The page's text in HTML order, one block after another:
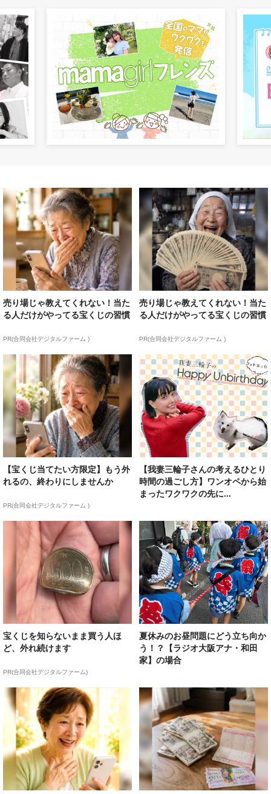
売り場じゃ教えてくれない！当た
る人だけがやってる宝くじの習慣
PR(合同会社デジタルファーム )
売り場じゃ教えてくれない！当た
る人だけがやってる宝くじの習慣
PR(合同会社デジタルファーム )
【宝くじ当てたい方限定】もう外
れるの、終わりにしませんか
PR(合同会社デジタルファーム )
【我妻三輪子さんの考えるひとり
時間の過ごし方】ワンオペから始
まったワクワクの先に...
宝くじを知らないまま買う人ほ
ど、外れ続けます
PR(合同会社デジタルファーム)
夏休みのお昼問題にどう立ち向か
う！？【ラジオ大阪アナ・和田
家】の場合